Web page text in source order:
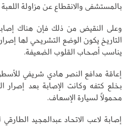
بالمستشفى والانقطاع عن مزاولة
وعلى النقيض من ذلك فإن هناك
التاريخ يكون الوضع التشريحي لها
يناسب أصحاب القلوب الضعيفة.
إعاقة مدافع النصر هادي شريفي
بخلع كتفه وكانت الإصابة بعد إصرار
محمولاً لسيارة الإسعاف.
إصابة لاعب الاتحاد عبدالمجيد